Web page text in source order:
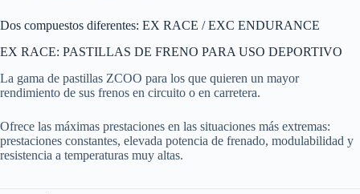
Dos compuestos diferentes: EX RACE / EXC ENDURANCE
EX RACE: PASTILLAS DE FRENO PARA USO DEPORTIVO
La gama de pastillas ZCOO para los que quieren un mayor
rendimiento de sus frenos en circuito o en carretera.
Ofrece las máximas prestaciones en las situaciones más extremas:
prestaciones constantes, elevada potencia de frenado, modulabilidad y
resistencia a temperaturas muy altas.